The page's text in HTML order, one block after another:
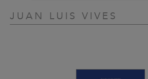
JUAN LUIS VIVES